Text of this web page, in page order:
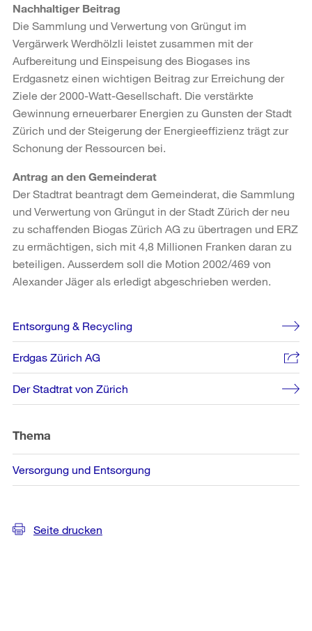
Nachhaltiger Beitrag
Die Sammlung und Verwertung von Grüngut im
Vergärwerk Werdhölzli leistet zusammen mit der
Aufbereitung und Einspeisung des Biogases ins
Erdgasnetz einen wichtigen Beitrag zur Erreichung der
Ziele der 2000-Watt-Gesellschaft. Die verstärkte
Gewinnung erneuerbarer Energien zu Gunsten der Stadt
Zürich und der Steigerung der Energieeffizienz trägt zur
Schonung der Ressourcen bei.
Antrag an den Gemeinderat
Der Stadtrat beantragt dem Gemeinderat, die Sammlung
und Verwertung von Grüngut in der Stadt Zürich der neu
zu schaffenden Biogas Zürich AG zu übertragen und ERZ
zu ermächtigen, sich mit 4,8 Millionen Franken daran zu
beteiligen. Ausserdem soll die Motion 2002/469 von
Alexander Jäger als erledigt abgeschrieben werden.
Weitere
Informationen
Entsorgung & Recycling
Erdgas Zürich AG
Der Stadtrat von Zürich
Thema
Versorgung und Entsorgung
Seite drucken